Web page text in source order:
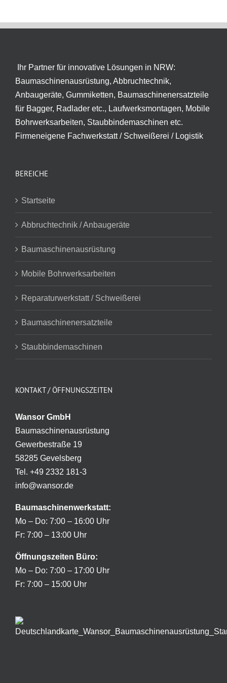
Ihr Partner für innovative Lösungen in NRW:
Baumaschinenausrüstung, Abbruchtechnik,
Anbaugeräte, Gummiketten, Baumaschinenersatzteile
für Bagger, Radlader etc., Laufwerksmontagen, Mobile
Bohrwerksarbeiten, Staubbindemaschinen etc.
Firmeneigene Fachwerkstatt / Schweißerei / Logistik
BEREICHE
Startseite
Abbruchtechnik / Anbaugeräte
Baumaschinenausrüstung
Mobile Bohrwerksarbeiten
Reparaturwerkstatt / Schweißerei
Baumaschinenersatzteile
Staubbindemaschinen
KONTAKT / ÖFFNUNGSZEITEN
Wansor GmbH
Baumaschinenausrüstung
Gewerbestraße 19
58285 Gevelsberg
Tel. +49 2332 181-3
info@wansor.de
Baumaschinenwerkstatt:
Mo – Do: 7:00 – 16:00 Uhr
Fr: 7:00 – 13:00 Uhr
Öffnungszeiten Büro:
Mo – Do: 7:00 – 17:00 Uhr
Fr: 7:00 – 15:00 Uhr